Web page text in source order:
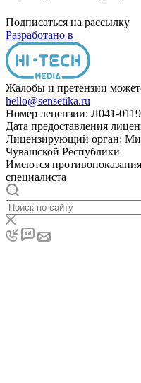
Подписаться на рассылку
Разработано в
Жалобы и претензии
hello@sensetika.ru
Номер лецензии: Л041-
Дата предоставления
Лицензирующий орган:
Чувашской Республики
Имеются
специалиста